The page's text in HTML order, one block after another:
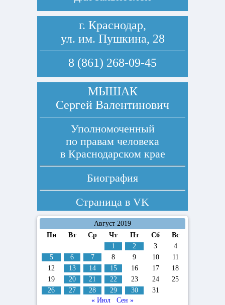
г. Краснодар,
ул. им. Пушкина, 28
8 (861) 268-09-45
МЫШАК
Сергей Валентинович
Уполномоченный
по правам человека
в Краснодарском крае
Биография
Страница в VK
Август 2019
Пн
Вт Ср Чт Пт Сб
Вс
1
2 3
4
5
6 7 8 9 10
11
12
13 14 15 16 17
18
19
20 21 22 23 24
25
26
27 28 29 30
31
« Июл
Сен »